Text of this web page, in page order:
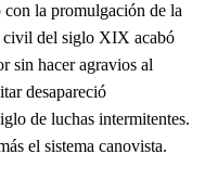
la promulgación de la
civil del siglo XIX acabó
sin hacer agravios al
desapareció
de luchas intermitentes.
el sistema canovista.